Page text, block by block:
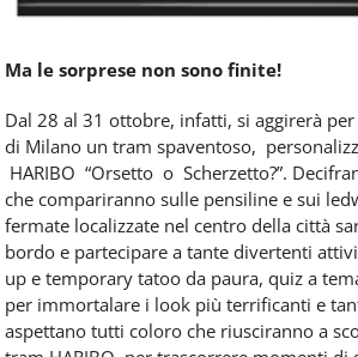
Ma le sorprese non sono finite!
Dal 28 al 31 ottobre, infatti, si aggirerà
di Milano un tram spaventoso,
HARIBO “Orsetto o Scherzetto?”.
che compariranno sulle pensiline e sui
fermate localizzate nel centro della città
bordo e partecipare a tante divertenti
up e temporary tatoo da paura, quiz a
per immortalare i look più terrificanti e
aspettano tutti coloro che riusciranno a